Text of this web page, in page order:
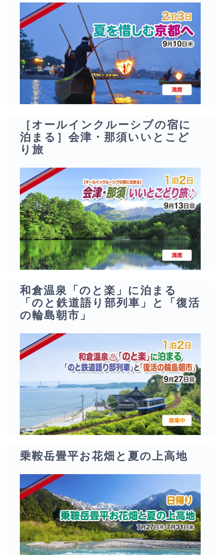
［オールインクルーシブの宿に
泊まる］会津・那須いいとこど
り旅
和倉温泉「のと楽」に泊まる
「のと鉄道語り部列車」と「復活
の輪島朝市」
乗鞍岳畳平お花畑と夏の上高地